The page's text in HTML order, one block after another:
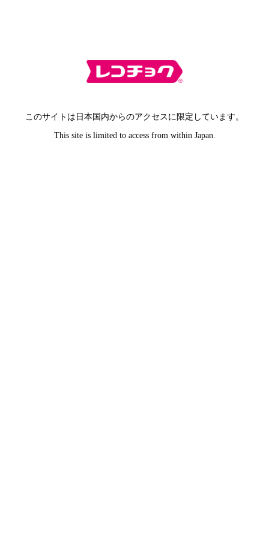
このサイトは日本国内からのアクセスに限定しています。
This site is limited to access from within Japan.